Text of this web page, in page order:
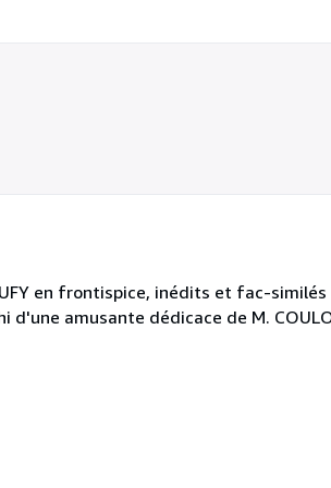
en frontispice, inédits et fac-similés
d'une amusante dédicace de M.